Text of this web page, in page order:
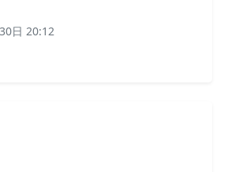
日 20:12